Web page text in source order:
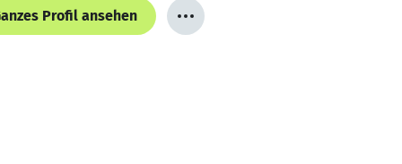
Profil ansehen